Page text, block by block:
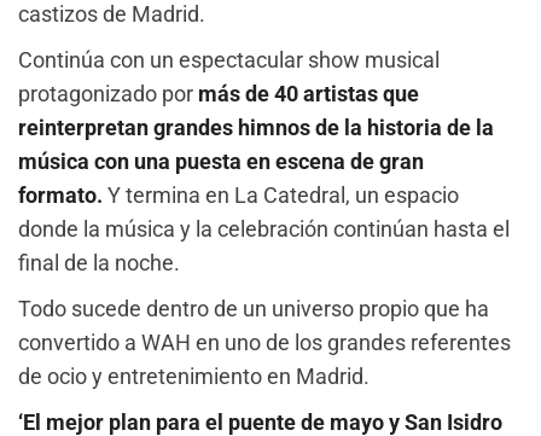
castizos de Madrid.
Continúa con un espectacular show musical
protagonizado por más de 40 artistas que
reinterpretan grandes himnos de la historia de la
música con una puesta en escena de gran
formato. Y termina en La Catedral, un espacio
donde la música y la celebración continúan hasta el
final de la noche.
Todo sucede dentro de un universo propio que ha
convertido a WAH en uno de los grandes referentes
de ocio y entretenimiento en Madrid.
‘El mejor plan para el puente de mayo y San Isidro